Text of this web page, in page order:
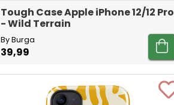
Tough Case Apple iPhone 12/12 Pro
- Wild Terrain
By Burga
39,99